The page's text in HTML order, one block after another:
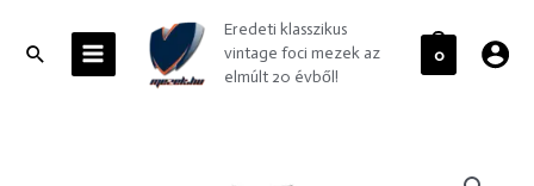
contentSearchMENU
Eredeti klasszikus
vintage foci mezek az
elmúlt 20 évből!
0